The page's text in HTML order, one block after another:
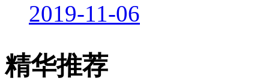
2019-11-06
精华推荐